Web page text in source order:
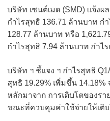
บริษัท เซนต์เมด (SMD) แจ้งผ
กำไรสุทธิ 136.71 ล้านบาท ก
128.77 ล้านบาท หรือ
กำไรสุทธิ 7.94 ล้านบาท กำไ
บริษัท ฯ ชี้แจง ฯ กำไรสุทธิ
สุทธิ 19.29% เพิ่มขึ้น 14.18%
หลักมาจาก การเติบโตของรา
ขณะที่ควบคุมค่าใช้จ่ายให้เติ